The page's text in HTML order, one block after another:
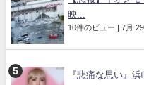
映...
10件のビュー | 7月
『悲痛な思い』